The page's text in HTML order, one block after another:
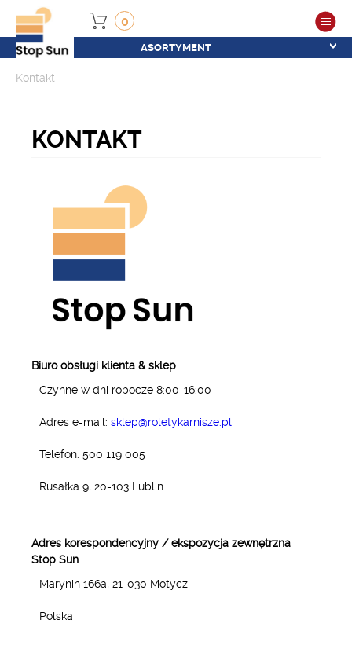
0
ASORTYMENT
Kontakt
KONTAKT
Biuro obsługi klienta & sklep
Czynne w dni robocze 8:00-16:00
Adres e-mail: sklep@roletykarnisze.pl
Telefon: 500 119 005
Rusałka 9, 20-103 Lublin
Adres korespondencyjny / ekspozycja zewnętrzna
Stop Sun
Marynin 166a, 21-030 Motycz
Polska